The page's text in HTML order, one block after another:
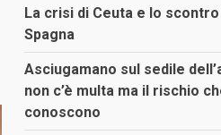
La crisi di Ceuta e lo
Spagna
Asciugamano sul sedile
non c’è multa ma il rischio
conoscono